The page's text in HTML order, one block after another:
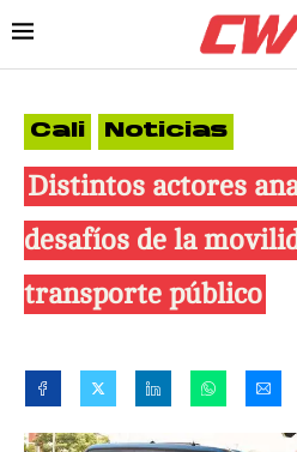
Cali Noticias
Distintos actores
desafíos de la
transporte público